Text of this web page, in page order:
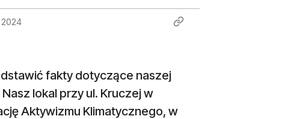
2024
fakty dotyczące naszej
lokal przy ul. Kruczej w
Aktywizmu Klimatycznego, w